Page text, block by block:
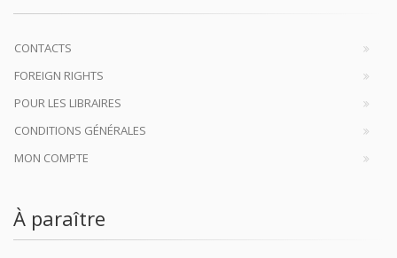
CONTACTS
FOREIGN RIGHTS
POUR LES LIBRAIRES
CONDITIONS GÉNÉRALES
MON COMPTE
À paraître